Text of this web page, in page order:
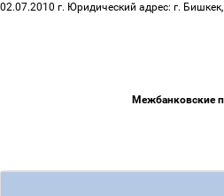
02.07.2010 г. Юридический адрес: г.
Межбанковские